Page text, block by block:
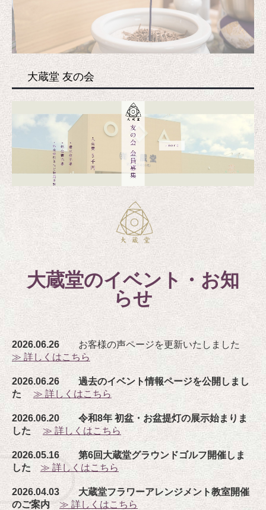
大蔵堂 友の会
大蔵堂のイベント・お知
らせ
2026.06.26お客様の声ページを更新いたしました
≫ 詳しくはこちら
2026.06.26 過去のイベント情報ページを公開しまし
た
≫ 詳しくはこちら
2026.06.20 令和8年 初盆・お盆提灯の展示始まりま
した
≫ 詳しくはこちら
2026.05.16 第6回大蔵堂グラウンドゴルフ開催しま
した
≫ 詳しくはこちら
2026.04.03 大蔵堂フラワーアレンジメント教室開催
のご案内
≫ 詳しくはこちら